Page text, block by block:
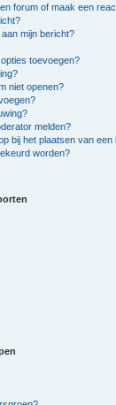
forum of maak een
mijn bericht?
toevoegen?
niet openen?
melden?
bij het plaatsen van een
worden?